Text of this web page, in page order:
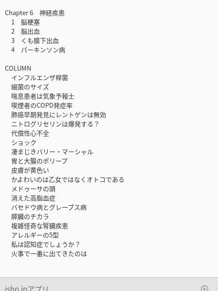
Chapter 6 神経疾患
1 脳梗塞
2 脳出血
3 くも膜下出血
4 パーキンソン病
COLUMN
インフルエンザ桿菌
細菌のサイズ
喘息患者は気象予報士
喫煙者のCOPD発症率
肺癌早期発見にレントゲンは無効
ニトログリセリンは爆発する？
代償性心不全
ショック
凄まじきバリー・マーシャル
胃と大腸のポリープ
皮膚が黄色い
かよわいのは乙女ではなくオトコである
メドゥーサの頭
消えた高脂血症
バセドウ病とグレーブス病
膵臓のチカラ
複雑怪奇な腎臓疾患
アレルギーの5型
私は認知症でしょうか？
火事で一番に出てきたのは
isho.jpアプリ